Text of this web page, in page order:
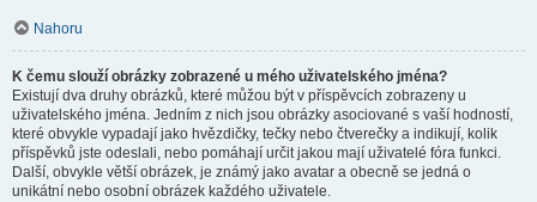
Nahoru
K čemu slouží obrázky zobrazené u mého uživatelského jména?
Existují dva druhy obrázků, které můžou být v příspěvcích zobrazeny u
uživatelského jména. Jedním z nich jsou obrázky asociované s vaší hodností,
které obvykle vypadají jako hvězdičky, tečky nebo čtverečky a indikují, kolik
příspěvků jste odeslali, nebo pomáhají určit jakou mají uživatelé fóra funkci.
Další, obvykle větší obrázek, je známý jako avatar a obecně se jedná o
unikátní nebo osobní obrázek každého uživatele.